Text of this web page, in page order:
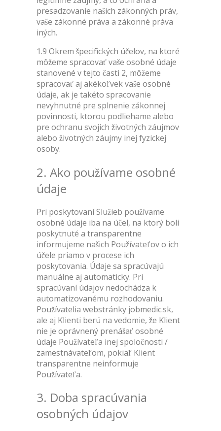
presadzovanie našich zákonných práv,
vaše zákonné práva a zákonné práva
iných.
1.9 Okrem špecifických účelov, na ktoré
môžeme spracovať vaše osobné údaje
stanovené v tejto časti 2, môžeme
spracovať aj akékoľvek vaše osobné
údaje, ak je takéto spracovanie
nevyhnutné pre splnenie zákonnej
povinnosti, ktorou podliehame alebo
pre ochranu svojich životných záujmov
alebo životných záujmy inej fyzickej
osoby.
2. Ako používame osobné
údaje
Pri poskytovaní Služieb používame
osobné údaje iba na účel, na ktorý boli
poskytnuté a transparentne
informujeme našich Používateľov o ich
účele priamo v procese ich
poskytovania. Údaje sa spracúvajú
manuálne aj automaticky. Pri
spracúvaní údajov nedochádza k
automatizovanému rozhodovaniu.
Používatelia webstránky jobmedic.sk,
ale aj Klienti berú na vedomie, že Klient
nie je oprávnený prenášať osobné
údaje Používateľa inej spoločnosti /
zamestnávateľom, pokiaľ Klient
transparentne neinformuje
Používateľa.
3. Doba spracúvania
osobných údajov